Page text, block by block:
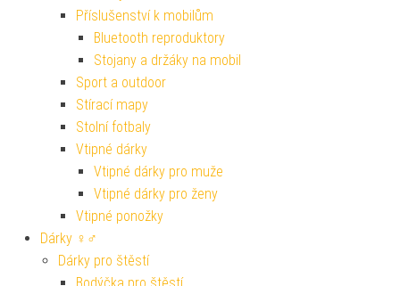
Příslušenství k mobilům
Bluetooth reproduktory
Stojany a držáky na mobil
Sport a outdoor
Stírací mapy
Stolní fotbaly
Vtipné dárky
Vtipné dárky pro muže
Vtipné dárky pro ženy
Vtipné ponožky
Dárky ♀♂
Dárky pro štěstí